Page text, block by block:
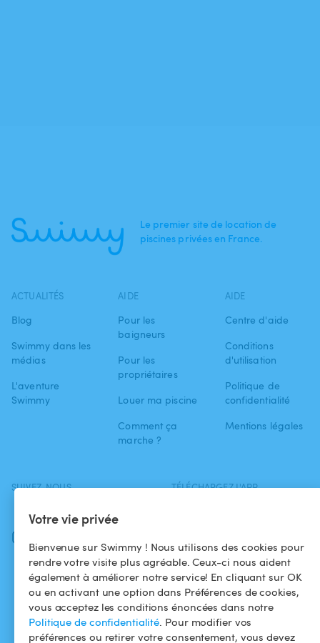
Votre vie privée
Bienvenue sur Swimmy ! Nous utilisons des cookies pour
rendre votre visite plus agréable. Ceux-ci nous aident
également à améliorer notre service! En cliquant sur OK
ou en activant une option dans Préférences de cookies,
vous acceptez les conditions énoncées dans notre
Politique de confidentialité. Pour modifier vos
préférences ou retirer votre consentement, vous devez
Le premier site de location de
piscines privées en France.
ACTUALITÉS
Blog
Swimmy dans les
médias
L'aventure
Swimmy
AIDE
Pour les
baigneurs
Pour les
propriétaires
Louer ma piscine
Comment ça
marche ?
AIDE
Centre d'aide
Conditions
d'utilisation
Politique de
confidentialité
Mentions légales
SUIVEZ-NOUS
Facebook
TÉLÉCHARGEZ L'APP